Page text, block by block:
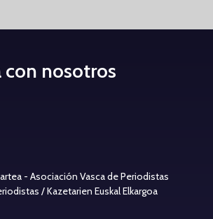
con nosotros
- Asociación Vasca de Periodistas
/ Kazetarien Euskal Elkargoa